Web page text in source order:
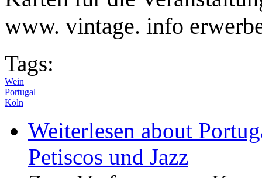
www. vintage. info
Tags:
Wein
Portugal
Köln
Weiterlesen about
Petiscos und Jazz